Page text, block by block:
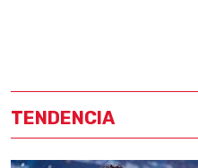
TENDENCIA